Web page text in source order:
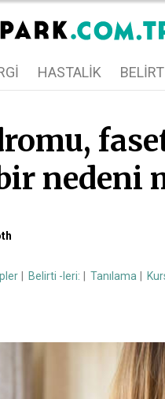
HASTALIK
nedeni
Belirti -leri: Tanılama